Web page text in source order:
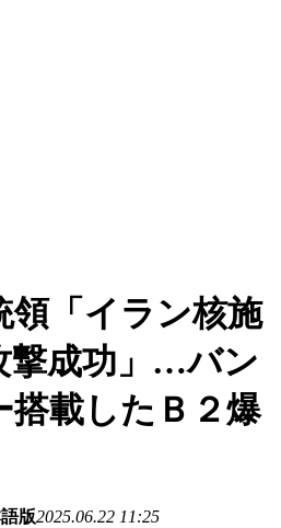
領「イラン核施
撃成功」…バン
搭載したＢ２爆
版2025.06.22 11:25